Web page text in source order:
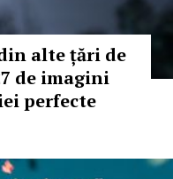
alte țări de
de imagini
perfecte